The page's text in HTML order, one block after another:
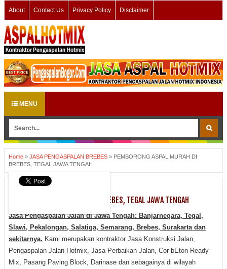
About Contact Us Privacy Policy Disclaimer
MENU
Home » JASA PENGASPALAN BREBES » PEMBORONG ASPAL MURAH DI
BREBES, TEGAL JAWA TENGAH
JASA PENGASPALAN BREBES
PEMBORONG ASPAL MURAH DI BREBES, TEGAL JAWA TENGAH
Jasa Pengaspalan Jalan di Jawa Tengah: Banjarnegara, Tegal ,
Slawi, Pekalongan, Salatiga, Semarang, Brebes, Surakarta dan
sekitarnya. Kami merupakan kontraktor Jasa Konstruksi Jalan,
Pengaspalan Jalan Hotmix, Jasa Perbaikan Jalan, Cor bEton Ready
Mix, Pasang Paving Block, Darinase dan sebagainya di wilayah